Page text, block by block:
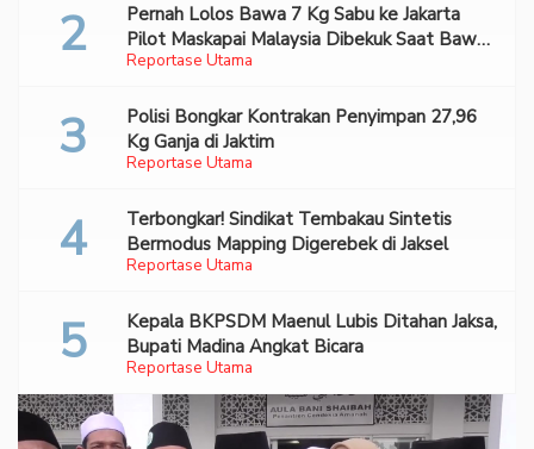
Reportase Utama
Pernah Lolos Bawa 7 Kg Sabu ke Jakarta
Pilot Maskapai Malaysia Dibekuk Saat Bawa
70 Ribu Pil Ekstasi Di Bandara Soetta
Reportase Utama
Polisi Bongkar Kontrakan Penyimpan 27,96
Kg Ganja di Jaktim
Reportase Utama
Terbongkar! Sindikat Tembakau Sintetis
Bermodus Mapping Digerebek di Jaksel
Reportase Utama
Kepala BKPSDM Maenul Lubis Ditahan Jaksa,
Bupati Madina Angkat Bicara